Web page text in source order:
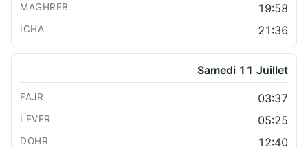
19:58
21:36
Samedi 11 Juillet
03:37
05:25
12:40